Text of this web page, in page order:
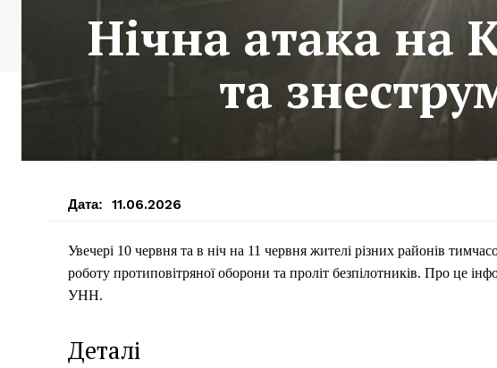
Нічна атака на
та
Дата: 11.06.2026
Увечері 10 червня та в ніч на 11 червня жителі різних районів
роботу протиповітряної оборони та проліт безпілотників. Про це
УНН.
Деталі